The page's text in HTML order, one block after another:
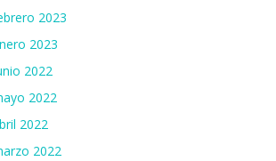
2023
2023
2022
2022
2022
2022